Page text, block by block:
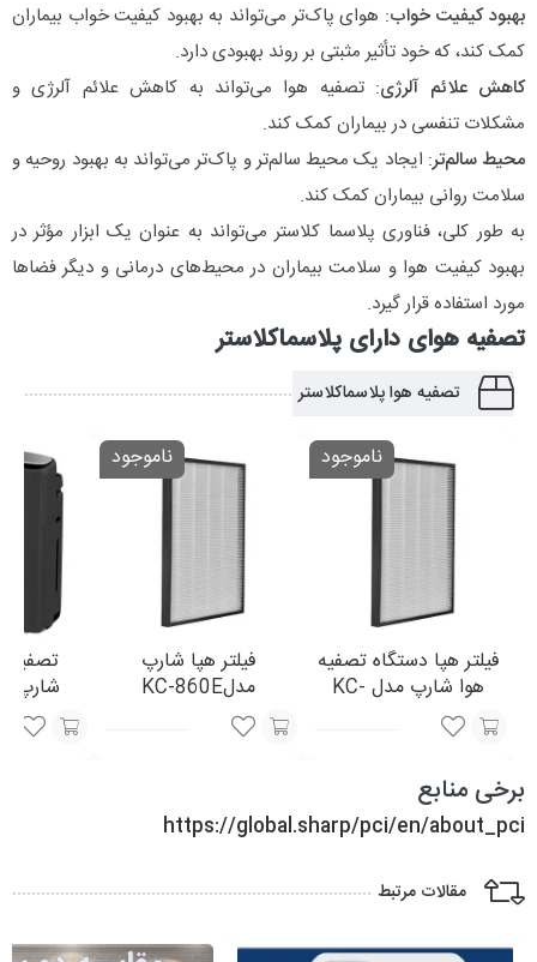
بهبود کیفیت خواب: هوای پاک‌تر می‌تواند به بهبود کیفیت خواب بیماران
کمک کند، که خود تأثیر مثبتی بر روند بهبودی دارد.
کاهش علائم آلرژی: تصفیه هوا می‌تواند به کاهش علائم آلرژی و
مشکلات تنفسی در بیماران کمک کند.
محیط سالم‌تر: ایجاد یک محیط سالم‌تر و پاک‌تر می‌تواند به بهبود روحیه و
سلامت روانی بیماران کمک کند.
به طور کلی، فناوری پلاسما کلاستر می‌تواند به عنوان یک ابزار مؤثر در
بهبود کیفیت هوا و سلامت بیماران در محیط‌های درمانی و دیگر فضاها
مورد استفاده قرار گیرد.
تصفیه هوای دارای پلاسماکلاستر
تصفیه هوا پلاسماکلاستر
ناموجود
فیلتر هپا دستگاه تصفیه
هوا شارپ مدل KC-
به
سبد
ناموجود
فیلتر هپا شارپ
مدلKC-860E
سبد
تصفیه
همراه
برخی منابع
https://global.sharp/pci/en/about_pci
مقالات مرتبط